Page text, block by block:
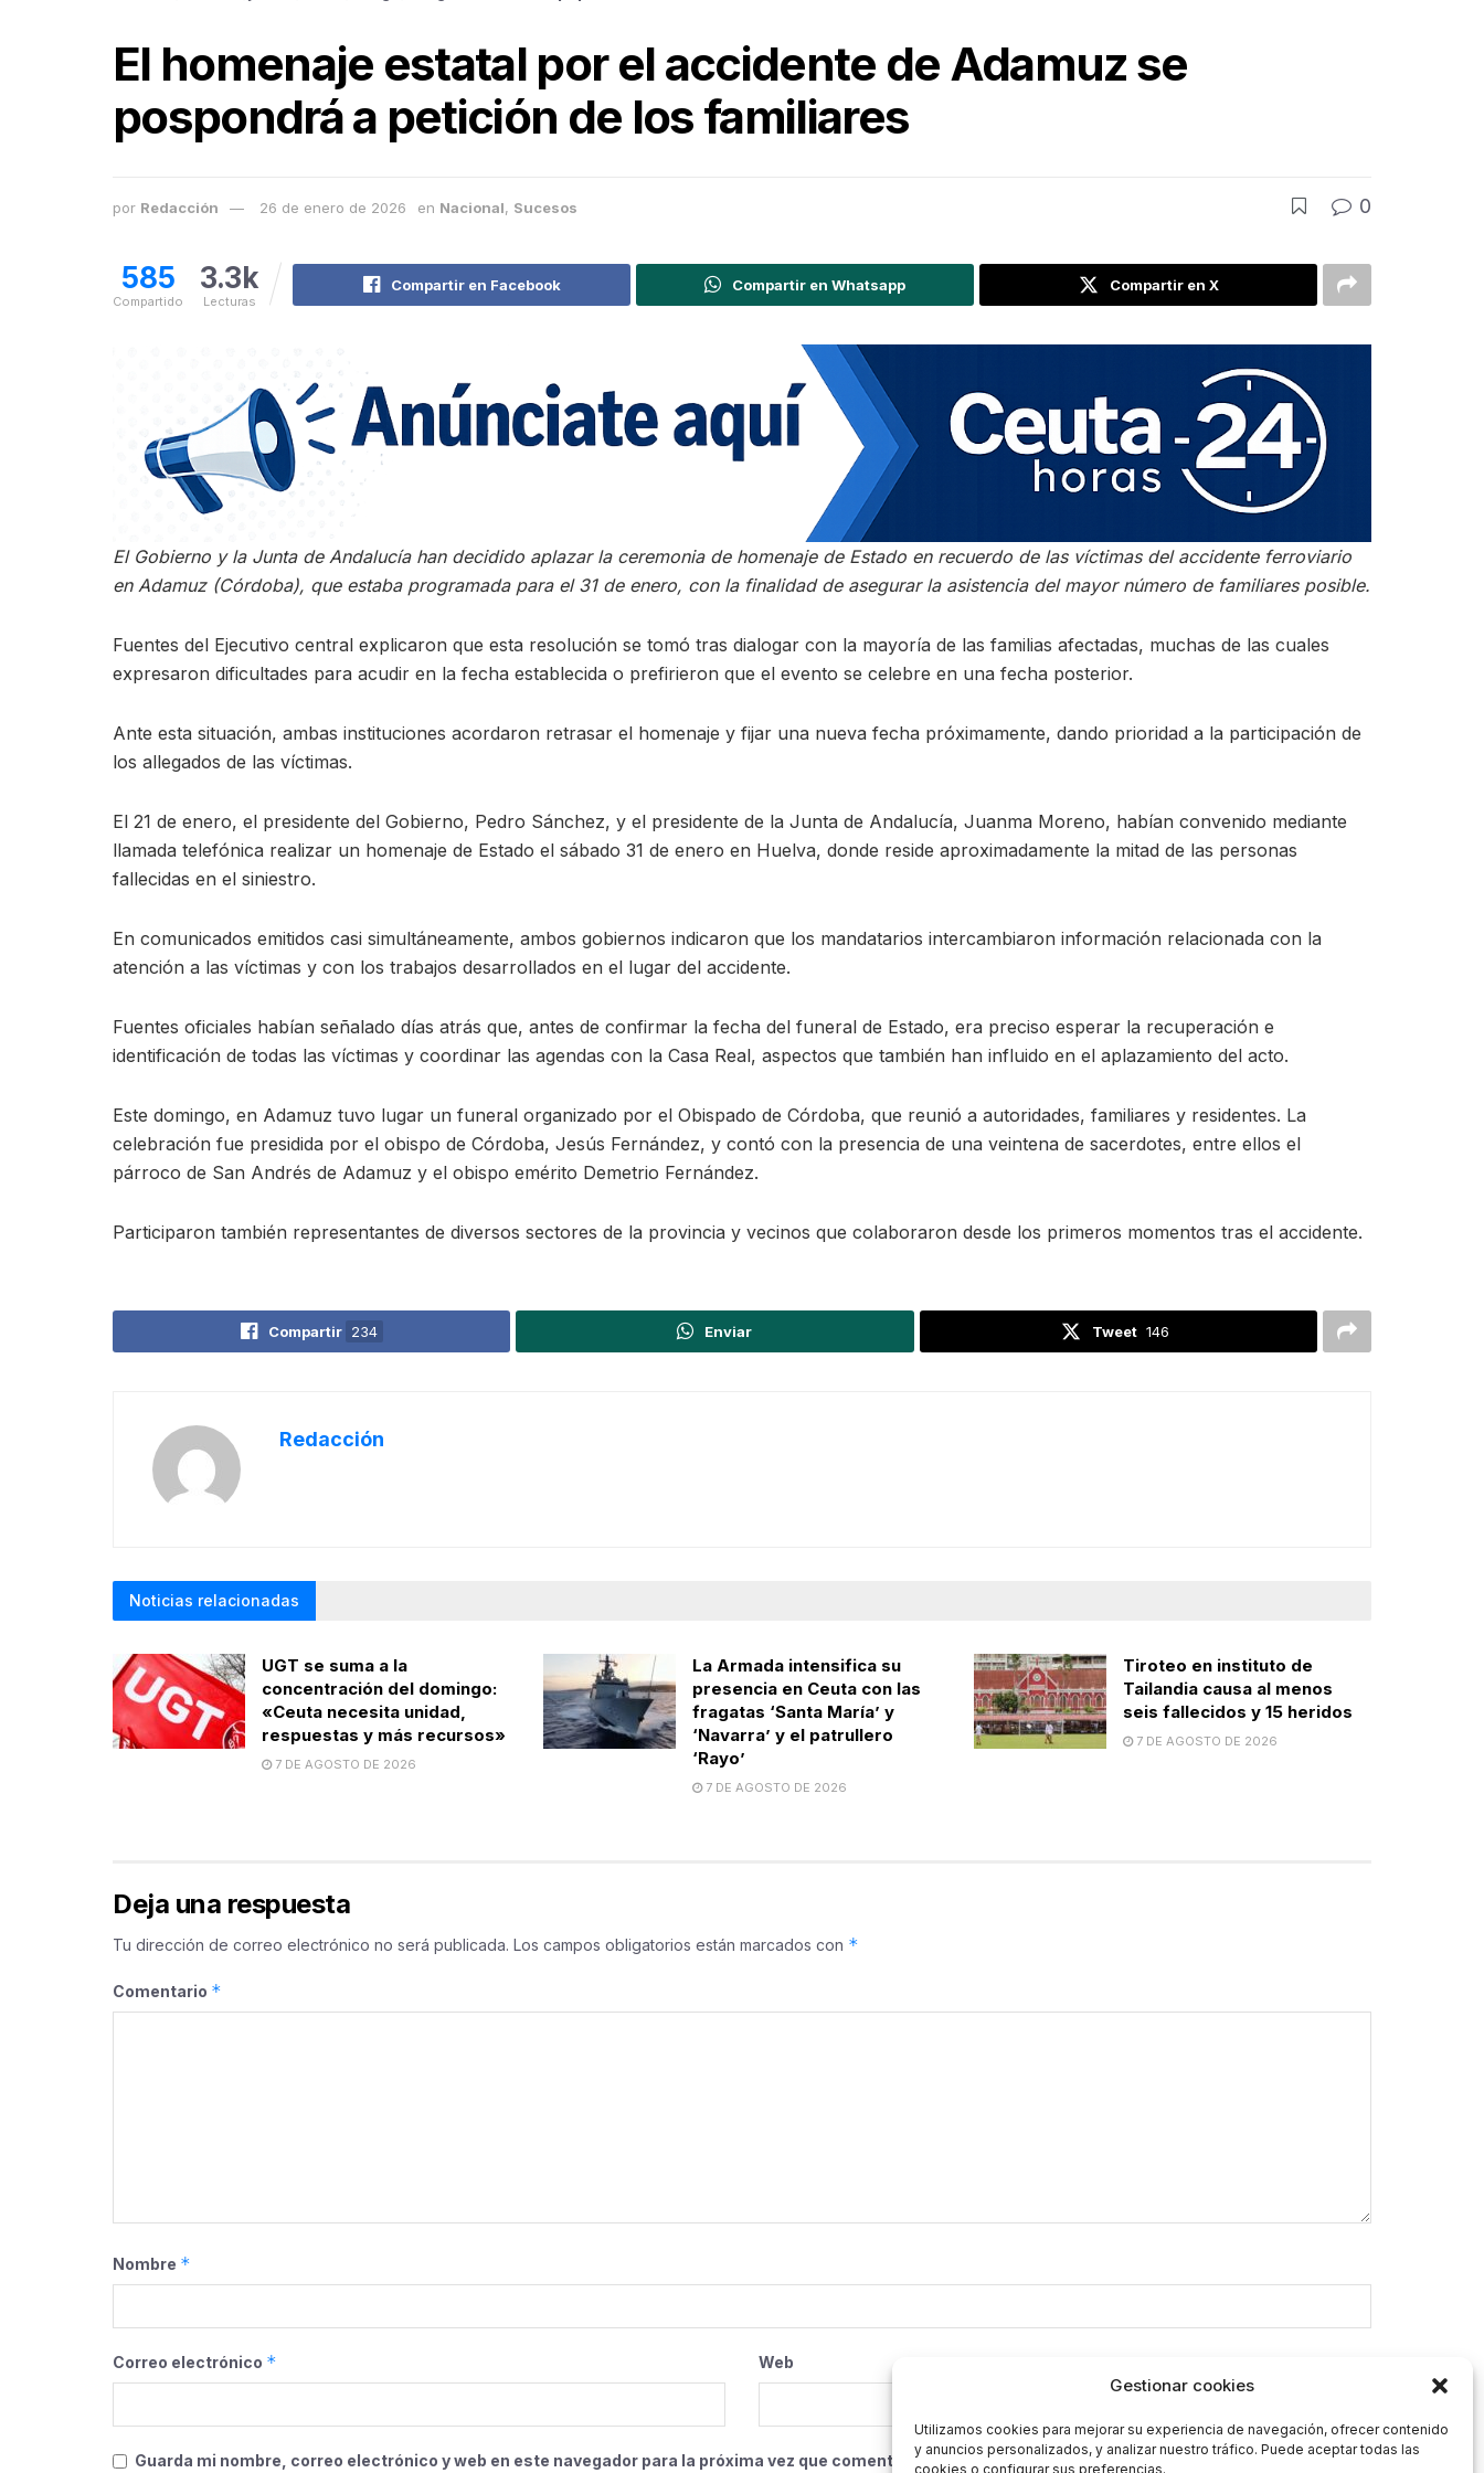
Gestionar cookies
Utilizamos cookies para mejorar su experiencia de navegación, ofrecer contenido
y anuncios personalizados, y analizar nuestro tráfico. Puede aceptar todas las
cookies o configurar sus preferencias.
El homenaje estatal por el accidente de Adamuz se
pospondrá a petición de los familiares
por Redacción 26 de enero de 2026 en Nacional, Sucesos 0
585
Compartido
3.3k
Lecturas
Compartir en Facebook Compartir en Whatsapp Compartir en X
El Gobierno y la Junta de Andalucía han decidido aplazar la ceremonia de homenaje de Estado en recuerdo de las víctimas del accidente ferroviario
en Adamuz (Córdoba), que estaba programada para el 31 de enero, con la finalidad de asegurar la asistencia del mayor número de familiares posible.
Fuentes del Ejecutivo central explicaron que esta resolución se tomó tras dialogar con la mayoría de las familias afectadas, muchas de las cuales
expresaron dificultades para acudir en la fecha establecida o prefirieron que el evento se celebre en una fecha posterior.
Ante esta situación, ambas instituciones acordaron retrasar el homenaje y fijar una nueva fecha próximamente, dando prioridad a la participación de
los allegados de las víctimas.
El 21 de enero, el presidente del Gobierno, Pedro Sánchez, y el presidente de la Junta de Andalucía, Juanma Moreno, habían convenido mediante
llamada telefónica realizar un homenaje de Estado el sábado 31 de enero en Huelva, donde reside aproximadamente la mitad de las personas
fallecidas en el siniestro.
En comunicados emitidos casi simultáneamente, ambos gobiernos indicaron que los mandatarios intercambiaron información relacionada con la
atención a las víctimas y con los trabajos desarrollados en el lugar del accidente.
Fuentes oficiales habían señalado días atrás que, antes de confirmar la fecha del funeral de Estado, era preciso esperar la recuperación e
identificación de todas las víctimas y coordinar las agendas con la Casa Real, aspectos que también han influido en el aplazamiento del acto.
Este domingo, en Adamuz tuvo lugar un funeral organizado por el Obispado de Córdoba, que reunió a autoridades, familiares y residentes. La
celebración fue presidida por el obispo de Córdoba, Jesús Fernández, y contó con la presencia de una veintena de sacerdotes, entre ellos el
párroco de San Andrés de Adamuz y el obispo emérito Demetrio Fernández.
Participaron también representantes de diversos sectores de la provincia y vecinos que colaboraron desde los primeros momentos tras el accidente.
Compartir 234 Enviar Tweet 146
Redacción
Noticias relacionadas
UGT se suma a la
concentración del domingo:
«Ceuta necesita unidad,
respuestas y más recursos»
7 DE AGOSTO DE 2026
La Armada intensifica su
presencia en Ceuta con las
fragatas ‘Santa María’ y
‘Navarra’ y el patrullero
‘Rayo’
7 DE AGOSTO DE 2026
Tiroteo en instituto de
Tailandia causa al menos
seis fallecidos y 15 heridos
7 DE AGOSTO DE 2026
Deja una respuesta
Tu dirección de correo electrónico no será publicada. Los campos obligatorios están marcados con *
Comentario *
Nombre *
Correo electrónico * Web
Guarda mi nombre, correo electrónico y web en este navegador para la próxima vez que comente.